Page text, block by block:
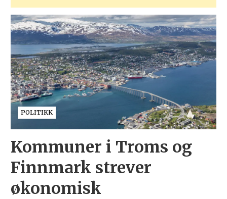
POLITIKK
Kommuner i Troms og
Finnmark strever
økonomisk